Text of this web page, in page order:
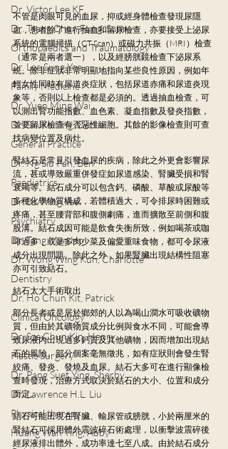
Dr. Victor Lee KF
Dr. Tsang Chun Fung, Sunny
Orthopaedics and Traumatology
Dr. Lee Sung Yee
Family Medicine
Dr. Yuen Ming Wai
Dr. Sin Ka Ling, Cecilia
General Practice
Dr. Ng Siu Pan, Ben
Paediatrics
Dr. So Wing Yee
Psychiatry
Dr. Tang Man Ho
Dr. Wong Wing Kun, Charlotte
Dentistry
Dr. Ho Chun Kit, Patrick
Clinical Oncology
Dr. Sze Chun Kin, Henry
Plastic Surgery
Dr. Pang Suet Ying, Sherby
Dr. Lawrence H.L. Liu
Physical therapy
Huang Wan Ting, Abby
不管是肉眼可見的血尿，抑或經身體檢查發現尿隱
血，患者除了進行抽血和留尿檢查，亦要接受上泌尿
系統的電腦掃描（CT Scan）或磁力共振（MRI）檢查
（通常是兩者選一），以及經膀胱鏡檢查下泌尿系
統。除非症狀非常明顯地指向某些良性原因，例如年
輕女性同時有尿道炎症狀，包括尿道赤痛和尿道炎現
象等，否則以上檢查都是必須的。透過抽血檢查，可
以測出腎功能指數、血色素、凝血指數及發炎指數，
並要留尿檢查有否惡性細胞。其餘的影像檢查則可查
找病變位置及病灶。
腎結石是常見引發血尿的疾病，除此之外更會影響尿
流，甚或導致嚴重併發症如尿道感染、腎臟受損和腎
衰竭等。結石成分可以包含鈣、磷酸、草酸或尿酸等
多種化學物質構成，若體積過大，可令排尿時困難或
疼痛，甚至腰背部和腹側劇痛，進而擴散至前側和腹
股溝。結石成因可能是飲食失衡所致，例如喝茶或咖
啡過多，或是多肉少菜及偏愛重味食物，都可令尿液
成分出現問題。除此之外，如果腎臟出現結構性阻塞
亦可引致結石。
結石太大手術取出
部分長者或是居於鄉郊的人以為喝山澗水可吸收礦物
質，但由於其礦物質成分比例與食水不同，可能會導
致尿液內出現過多鈣質及其他礦物，因而增加出現結
石的風險。部分個案毫無徵兆，如有症狀則會發生腎
絞痛、發炎、發燒及血尿。結石大多可在進行顯像檢
查時發現，治療方式取決於結石的大小、位置和成分
而定。
結石可能出現在腎臟、輸尿管或膀胱，小於兩厘米的
腎結石可採用體外震波碎石術處理，以衝擊波震碎後
經尿液排出體外，成功率達七至八成。由於結石成分